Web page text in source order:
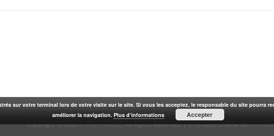
Copyright © 2026n'1fo[r-matik]. All Rights Reserved. | n1fo catch theme de1for-
sur votre terminal lors de votre visite sur le site. Si vous les acceptez, le responsable du site pourra
améliorer la navigation. Plus d’informations Accepter